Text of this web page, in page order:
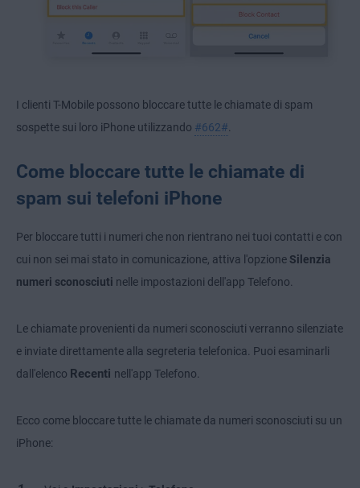
I clienti T-Mobile possono bloccare tutte le chiamate di spam
sospette sui loro iPhone utilizzando #662#
Come bloccare tutte le chiamate di
spam sui telefoni iPhone
Per bloccare tutti i numeri che non rientrano nei tuoi contatti e con
cui non sei mai stato in comunicazione, attiva l'opzione Silenzia
numeri sconosciuti nelle impostazioni dell'app Telefono.
Le chiamate provenienti da numeri sconosciuti verranno silenziate
e inviate direttamente alla segreteria telefonica. Puoi esaminarli
dall'elenco Recenti nell'app Telefono.
Ecco come bloccare tutte le chiamate da numeri sconosciuti su un
iPhone: